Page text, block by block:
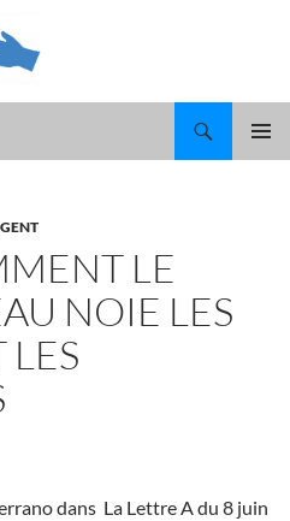
LE
NOIE LES
dans La Lettre A du 8 juin